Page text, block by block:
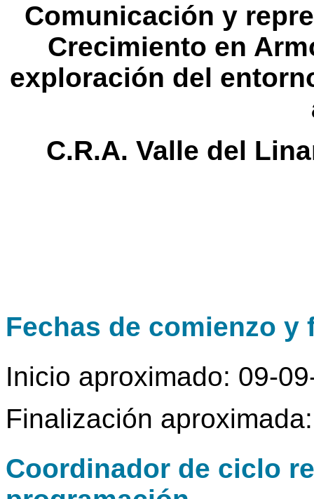
Comunicación y
Crecimiento en
exploración del
C.R.A. Valle del
Fechas de comienzo y
Inicio aproximado: 09-
Finalización
Coordinador de ciclo